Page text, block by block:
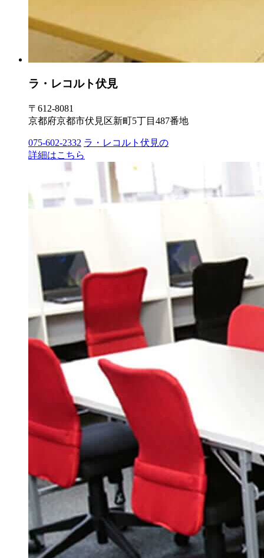
ラ・レコルト伏見
〒612-8081
京都府京都市伏見区新町5丁目487番地
075-602-2332 ラ・レコルト伏見の
詳細はこちら